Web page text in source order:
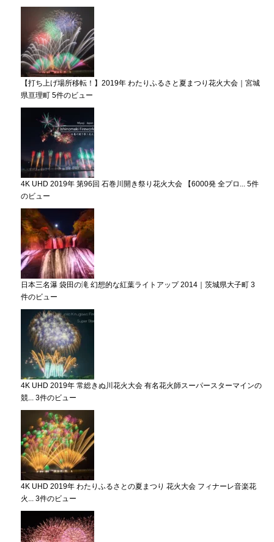
【打ち上げ場所移転！】2019年 わたりふるさと夏まつり花火大会｜宮城
県亘理町 5件のビュー
4K UHD 2019年 第96回 石巻川開き祭り花火大会 【6000発 全プロ... 5件
のビュー
日本三名瀑 袋田の滝 幻想的な紅葉ライトアップ 2014｜茨城県大子町 3
件のビュー
4K UHD 2019年 常総きぬ川花火大会 有名花火師スーパースターマインの
競... 3件のビュー
4K UHD 2019年 わたりふるさとの夏まつり 花火大会 フィナーレ音楽花
火... 3件のビュー